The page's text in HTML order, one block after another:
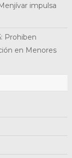
impulsa
Prohiben
en Menores